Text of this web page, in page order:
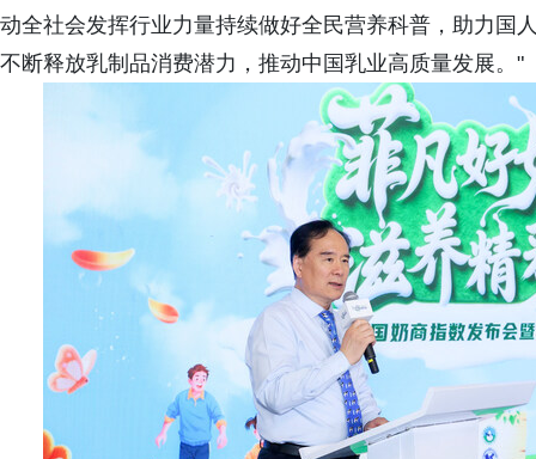
动全社会发挥行业力量持续做好全民营养科普，助力国
不断释放乳制品消费潜力，推动中国乳业高质量发展。"